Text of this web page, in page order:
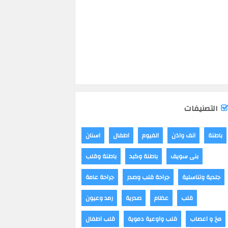
التصنيفات
اسنان اطفال الفيوم انف واذن
باطنة
باطنة وقلب
باطنة وكبد
بنى سويف
جراحة عامة
جراحة قلب وصدر
جلدية وتناسلية
رمد وعيون
صدرية عظام
قلب
قلب اطفال
قلب واوعية دموية
مخ و اعصاب